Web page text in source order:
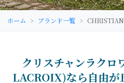
ホーム ブランド一覧
クリスチャンラク
LACROIX)なら自由が